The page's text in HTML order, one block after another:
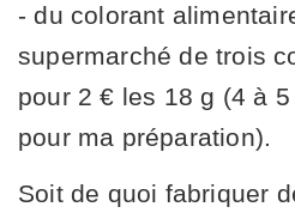
- du colorant
supermarché de trois
pour 2 € les 18 g (4 à
pour ma préparation).
Soit de quoi fabriquer